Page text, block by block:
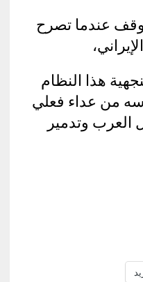
عندما تصرح
هذا النظام
من عداء فعلي
العرب وتدمير